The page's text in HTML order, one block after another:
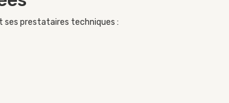
ses prestataires techniques :